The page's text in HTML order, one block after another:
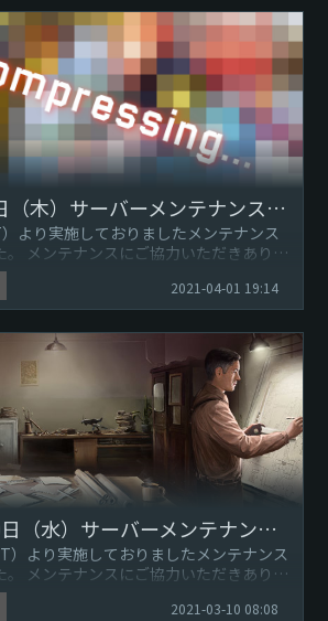
【完了】4月1日（木）サーバーメンテナンスのお知らせ ※4月1日 19:14更新
より実施しておりましたメンテナンス
りが
2021-04-01 19:14
【完了】3月10日（水）サーバーメンテナンスのお知らせ ※3月10日 19:45更新
）より実施しておりましたメンテナンス
りが
2021-03-10 08:08